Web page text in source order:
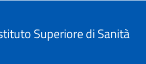
Superiore di Sanità